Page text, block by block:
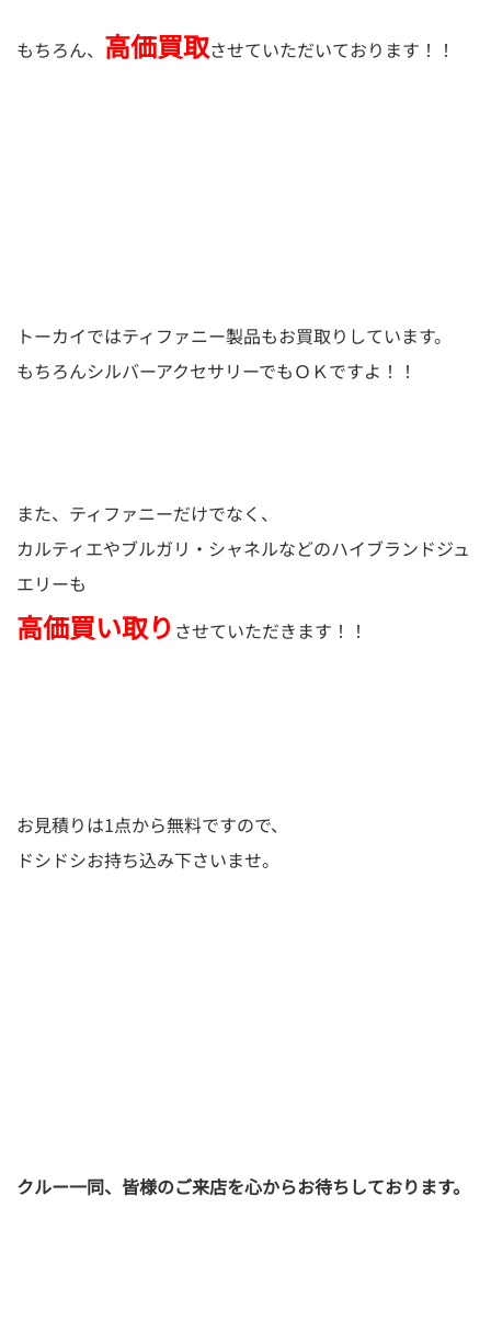
もちろん、 高価買取させていただいております！！
トーカイではティファニー製品もお買取りしています。
もちろんシルバーアクセサリーでもＯＫですよ！！
また、ティファニーだけでなく、
カルティエやブルガリ・シャネルなどのハイブランドジュ
エリーも
高価買い取り させていただきます！！
お見積りは1点から無料ですので、
ドシドシお持ち込み下さいませ。
クルー一同、皆様のご来店を心からお待ちしております。